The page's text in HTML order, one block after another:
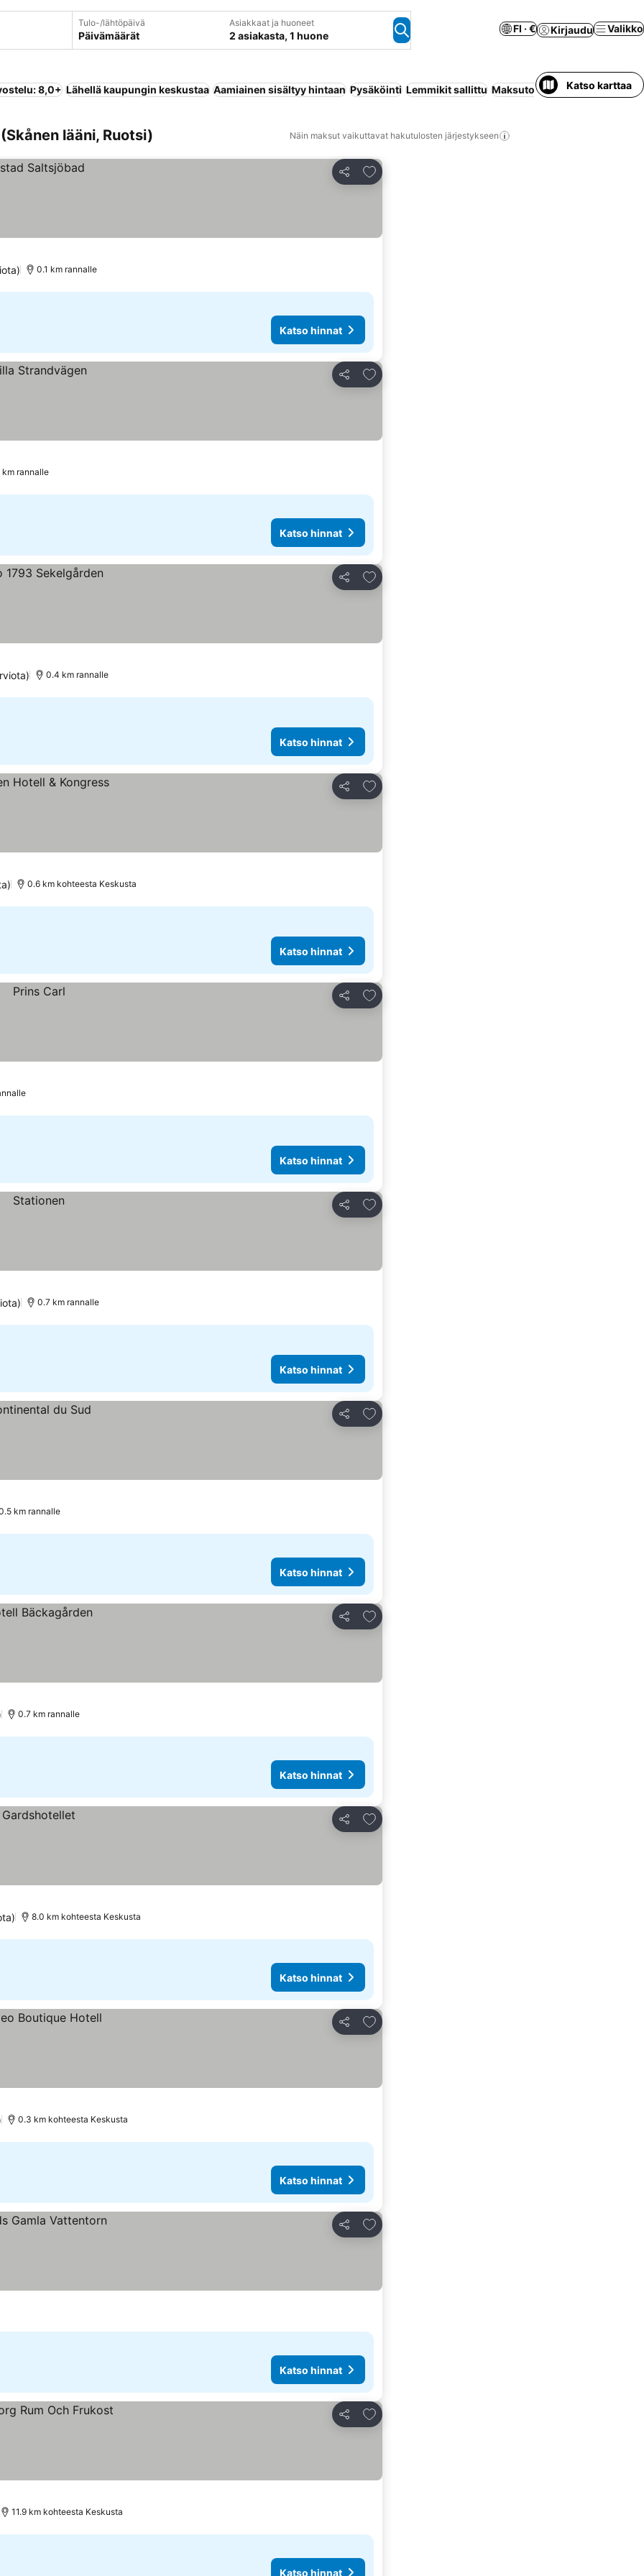
Tulo-/lähtöpäivä
Päivämäärät
Asiakkaat ja huoneet
2 asiakasta, 1 huone
FI · € Kirjaudu Valikko
8,0+ Lähellä kaupungin keskustaa Aamiainen sisältyy hintaan Pysäköinti Lemmikit sallittu Maksuton peruutus Uima-
Katso karttaa
lääni, Ruotsi) Näin maksut vaikuttavat hakutulosten järjestykseen
Jaa
Lisää suosikkeihin
0.1 km rannalle
Katso hinnat
Jaa
Lisää suosikkeihin
km rannalle
Katso hinnat
Jaa
Lisää suosikkeihin
0.4 km rannalle
Katso hinnat
Jaa
Lisää suosikkeihin
0.6 km kohteesta Keskusta
Katso hinnat
Jaa
Lisää suosikkeihin
Katso hinnat
Jaa
Lisää suosikkeihin
0.7 km rannalle
Katso hinnat
Jaa
Lisää suosikkeihin
km rannalle
Katso hinnat
Jaa
Lisää suosikkeihin
0.7 km rannalle
Katso hinnat
Jaa
Lisää suosikkeihin
8.0 km kohteesta Keskusta
Katso hinnat
Jaa
Lisää suosikkeihin
0.3 km kohteesta Keskusta
Katso hinnat
Jaa
Lisää suosikkeihin
Katso hinnat
Jaa
Lisää suosikkeihin
11.9 km kohteesta Keskusta
Katso hinnat